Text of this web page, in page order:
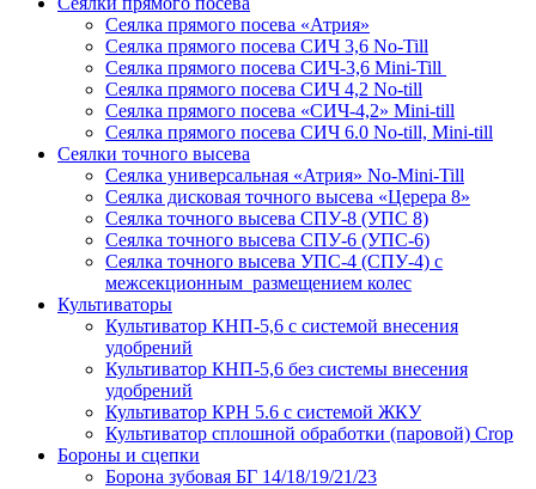
Сеялка прямого посева «Атрия»
Сеялка прямого посева СИЧ 3,6 No-Till
Сеялка прямого посева СИЧ-3,6 Mini-Till
Сеялка прямого посева СИЧ 4,2 No-till
Сеялка прямого посева «СИЧ-4,2» Mini-till
Сеялка прямого посева СИЧ 6.0 No-till, Mini-till
Сеялки точного высева
Сеялка универсальная «Атрия» No-Mini-Till
Сеялка дисковая точного высева «Церера 8»
Сеялка точного высева СПУ-8 (УПС 8)
Сеялка точного высева СПУ-6 (УПС-6)
Сеялка точного высева УПС-4 (СПУ-4) с
межсекционным размещением колес
Культиваторы
Культиватор КНП-5,6 с системой внесения
удобрений
Культиватор КНП-5,6 без системы внесения
удобрений
Культиватор КРН 5.6 с системой ЖКУ
Культиватор сплошной обработки (паровой) Crop
Бороны и сцепки
Борона зубовая БГ 14/18/19/21/23